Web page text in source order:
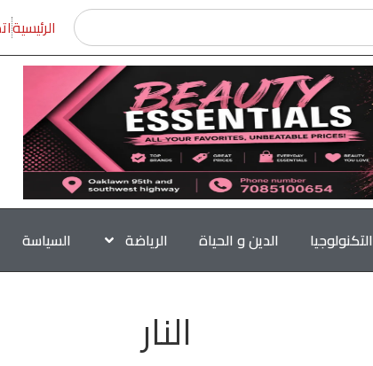
الرئيسية
التكنولوجيا الدين و الحياة الرياضة السياسة
النار